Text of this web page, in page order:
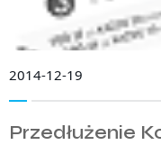
2014-12-19
Przedłużenie